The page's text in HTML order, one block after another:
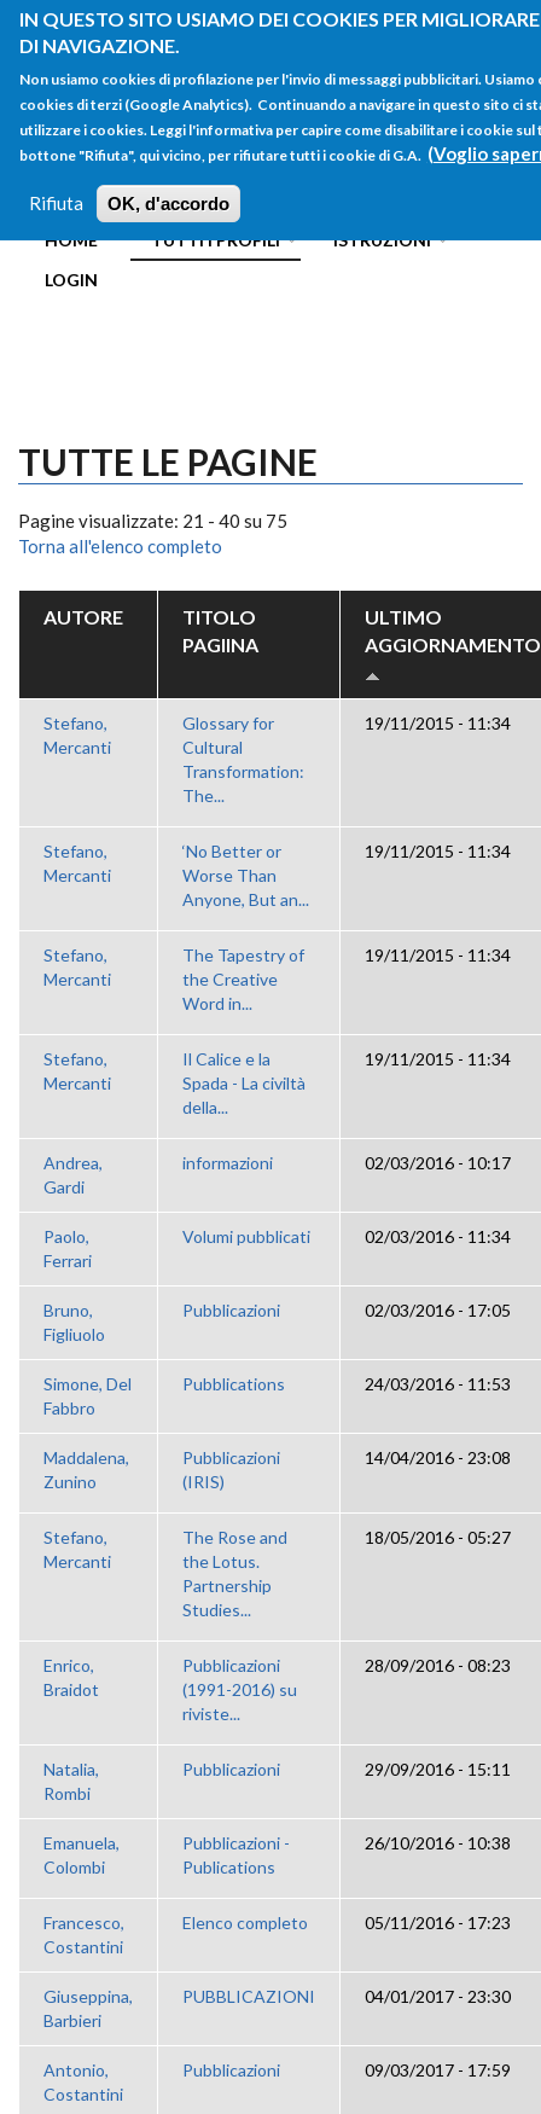
IN QUESTO SITO USIAMO DEI COOKIES PER
DI NAVIGAZIONE.
Non usiamo cookies di profilazione per l'invio di messaggi pubblicitari. Usiamo
cookies di terzi (Google Analytics). Continuando a navigare in questo sito ci
utilizzare i cookies. Leggi l'informativa per capire come disabilitare i cookie
bottone "Rifiuta", qui vicino, per rifiutare tutti i cookie di G.A. (Voglio
Rifiuta OK, d'accordo
Salta al contenuto principale
FORM
DI
RICERCA
Main menu
HOME TUTTI I PROFILI
ISTRUZIONI
LOGIN
TUTTE LE PAGINE
Pagine visualizzate: 21 - 40 su 75
Torna all'elenco completo
AUTORE
TITOLO
PAGIINA
ULTIMO
AGGIORNAMENTO
Stefano,
Mercanti
Glossary for
Cultural
Transformation:
The...
19/11/2015 - 11:34
Stefano,
Mercanti
‘No Better or
Worse Than
Anyone, But an...
19/11/2015 - 11:34
Stefano,
Mercanti
The Tapestry of
the Creative
Word in...
19/11/2015 - 11:34
Stefano,
Mercanti
Il Calice e la
Spada - La civiltà
della...
19/11/2015 - 11:34
Andrea,
Gardi
informazioni 02/03/2016 - 10:17
Paolo,
Ferrari
Volumi pubblicati 02/03/2016 - 11:34
Bruno,
Figliuolo
Pubblicazioni 02/03/2016 - 17:05
Simone, Del
Fabbro
Pubblications 24/03/2016 - 11:53
Maddalena,
Zunino
Pubblicazioni
(IRIS)
14/04/2016 - 23:08
Stefano,
Mercanti
The Rose and
the Lotus.
Partnership
Studies...
18/05/2016 - 05:27
Enrico,
Braidot
Pubblicazioni
(1991-2016) su
riviste...
28/09/2016 - 08:23
Natalia,
Rombi
Pubblicazioni 29/09/2016 - 15:11
Emanuela,
Colombi
Pubblicazioni -
Publications
26/10/2016 - 10:38
Francesco,
Costantini
Elenco completo 05/11/2016 - 17:23
Giuseppina,
Barbieri
PUBBLICAZIONI 04/01/2017 - 23:30
Antonio,
Costantini
Pubblicazioni 09/03/2017 - 17:59